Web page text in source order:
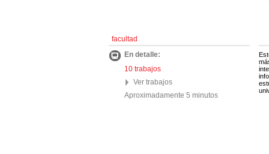
facultad
En detalle:
10 trabajos
Ver trabajos
Aproximadamente 5 minutos